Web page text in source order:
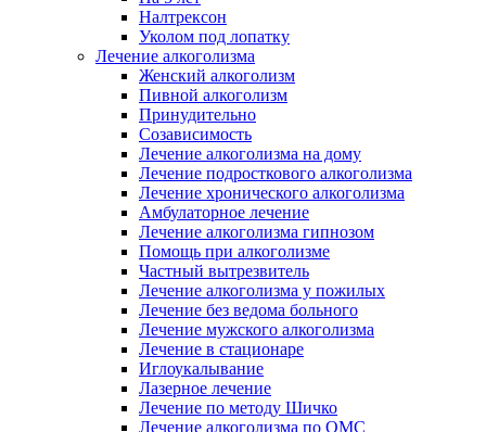
Налтрексон
Уколом под лопатку
Лечение алкоголизма
Женский алкоголизм
Пивной алкоголизм
Принудительно
Созависимость
Лечение алкоголизма на дому
Лечение подросткового алкоголизма
Лечение хронического алкоголизма
Амбулаторное лечение
Лечение алкоголизма гипнозом
Помощь при алкоголизме
Частный вытрезвитель
Лечение алкоголизма у пожилых
Лечение без ведома больного
Лечение мужского алкоголизма
Лечение в стационаре
Иглоукалывание
Лазерное лечение
Лечение по методу Шичко
Лечение алкоголизма по ОМС